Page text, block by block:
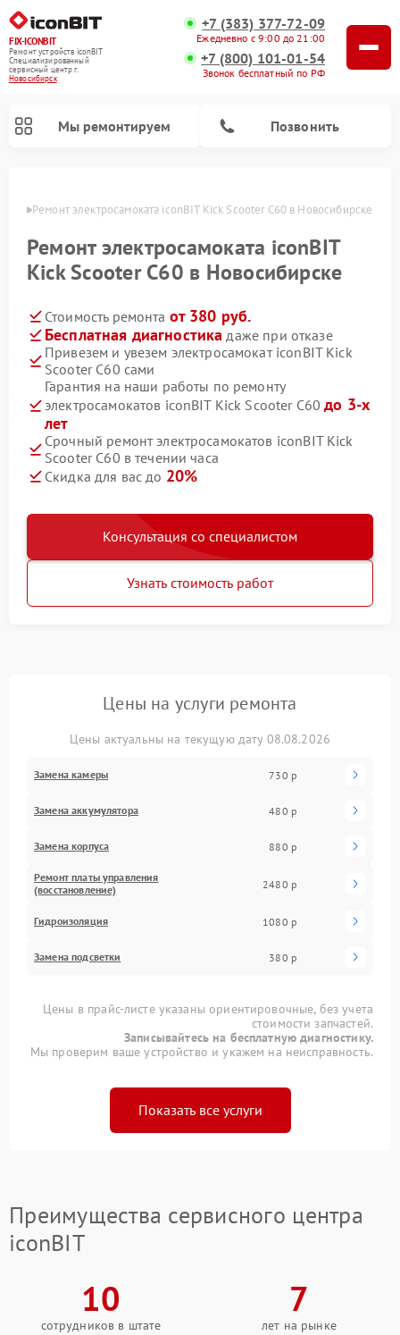
FIX-ICONBIT
Ремонт устройств iconBIT
Специализированный
cервисный центр г.
Новосибирск
+7 (383) 377-72-09
Ежедневно с 9:00 до 21:00
+7 (800) 101-01-54
Звонок бесплатный по РФ
Мы ремонтируем Позвонить
Ремонт электросамоката iconBIT Kick Scooter C60 в Новосибирске
Ремонт электросамоката iconBIT
Kick Scooter C60 в Новосибирске
Стоимость ремонта от 380 руб.
Бесплатная диагностика даже при отказе
Привезем и увезем электросамокат iconBIT Kick
Scooter C60 сами
Гарантия на наши работы по ремонту
электросамокатов iconBIT Kick Scooter C60до 3-х
лет
Срочный ремонт электросамокатов iconBIT Kick
Scooter C60 в течении часа
Скидка для вас до 20%
Консультация со специалистом
Узнать стоимость работ
Цены на услуги ремонта
Цены актуальны на текущую дату 08.08.2026
Замена камеры 730 р
Замена аккумулятора 480 р
Замена корпуса 880 р
Ремонт платы управления
(восстановление)
2480 р
Гидроизоляция 1080 р
Замена подсветки 380 р
Цены в прайс-листе указаны ориентировочные, без учета
стоимости запчастей.
Записывайтесь на бесплатную диагностику.
Мы проверим ваше устройство и укажем на неисправность.
Показать все услуги
Преимущества сервисного центра
iconBIT
10
сотрудников в штате
7
лет на рынке